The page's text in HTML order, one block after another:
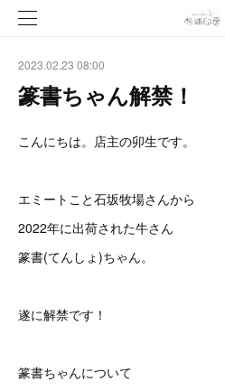
2023.02.23 08:00
篆書ちゃん解禁！
こんにちは。店主の卯生です。
エミートこと石坂牧場さんから
2022年に出荷された牛さん
篆書(てんしょ)ちゃん。
遂に解禁です！
篆書ちゃんについて